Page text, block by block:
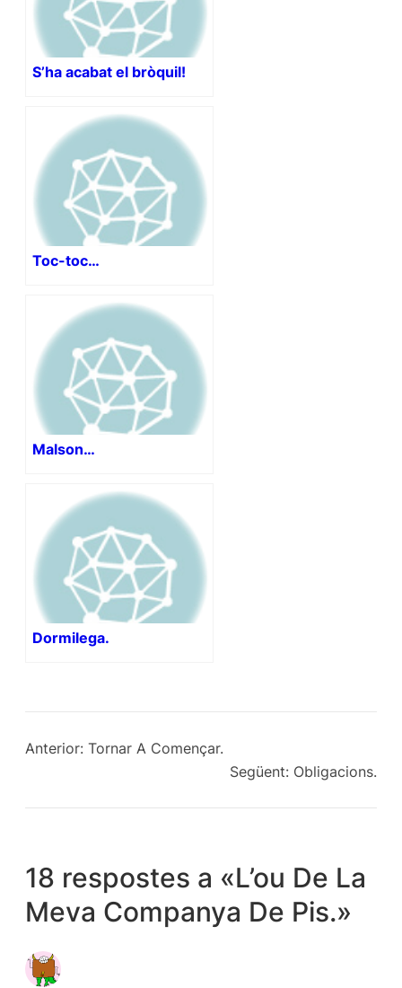
S’ha acabat el bròquil!
Toc-toc…
Malson…
Dormilega.
Anterior: Tornar A Començar.
Següent: Obligacions.
18 respostes a «L’ou De La
Meva Companya De Pis.»